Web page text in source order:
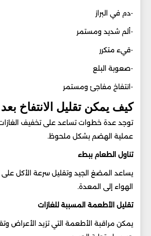
-دم في البراز
-ألم شديد ومستمر
-قيء متكرر
-صعوبة البلع
-انتفاخ مفاجئ ومستمر
كيف يمكن تقليل الانتفاخ
توجد عدة خطوات تساعد على تخفيف
عملية الهضم بشكل ملحوظ.
تناول الطعام ببطء
يساعد المضغ الجيد وتقليل سرعة الأكل
الهواء إلى المعدة.
تقليل الأطعمة المسببة للغازات
يمكن مراقبة الأطعمة التي تزيد الأعراض